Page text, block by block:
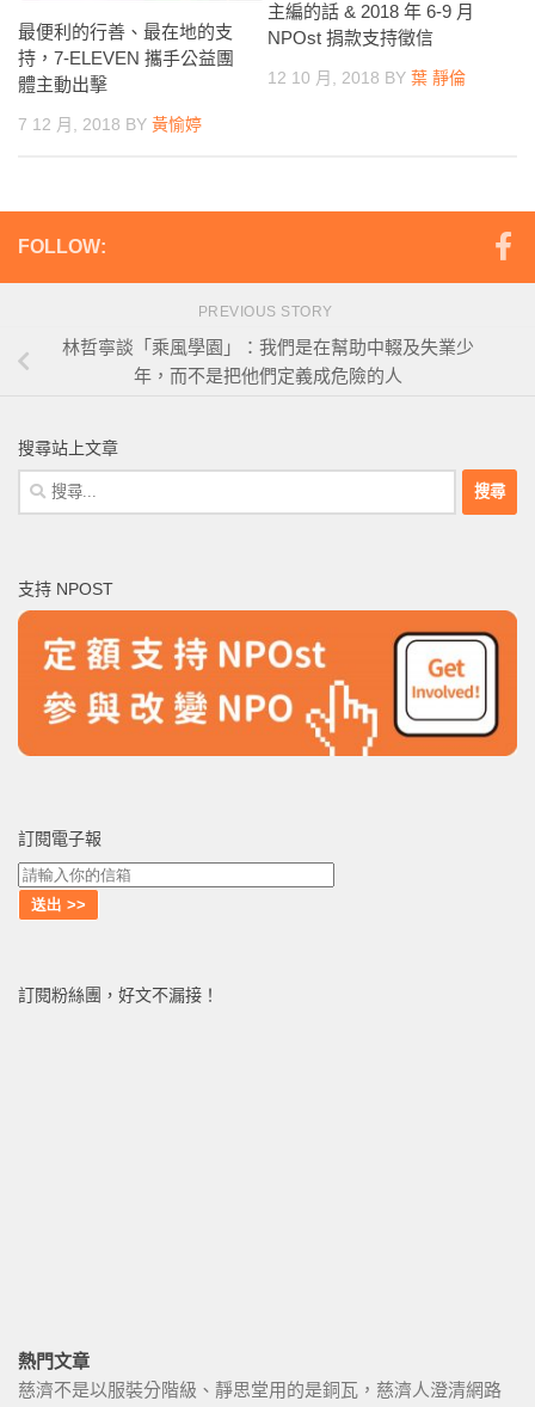
最便利的行善、最在地的支
持，7-ELEVEN 攜手公益團
體主動出擊
7 12 月, 2018 BY 黃愉婷
主編的話 & 2018 年 6-9 月
NPOst 捐款支持徵信
12 10 月, 2018 BY 葉 靜倫
FOLLOW:
PREVIOUS STORY
林哲寧談「乘風學園」：我們是在幫助中輟及失業少
年，而不是把他們定義成危險的人
搜尋站上文章
搜
尋
字:
支持 NPOST
訂閱電子報
訂閱粉絲團，好文不漏接！
熱門文章
慈濟不是以服裝分階級、靜思堂用的是銅瓦，慈濟人澄清網路